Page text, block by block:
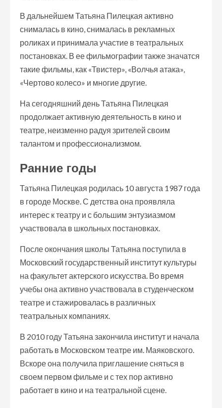
В дальнейшем Татьяна Пилецкая активно
снималась в кино, снималась в рекламных
роликах и принимала участие в театральных
постановках. В ее фильмографии также значатся
такие фильмы, как «Твистер», «Волчья атака»,
«Чертово колесо» и многие другие.
На сегодняшний день Татьяна Пилецкая
продолжает активную деятельность в кино и
театре, неизменно радуя зрителей своим
талантом и профессионализмом.
Ранние годы
Татьяна Пилецкая родилась 10 августа 1987 года
в городе Москве. С детства она проявляла
интерес к театру и с большим энтузиазмом
участвовала в школьных постановках.
После окончания школы Татьяна поступила в
Московский государственный институт культуры
на факультет актерского искусства. Во время
учебы она активно участвовала в студенческом
театре и стажировалась в различных
театральных компаниях.
В 2010 году Татьяна закончила институт и начала
работать в Московском театре им. Маяковского.
Вскоре она получила приглашение сняться в
своем первом фильме и с тех пор активно
работает в кино и на театральной сцене.